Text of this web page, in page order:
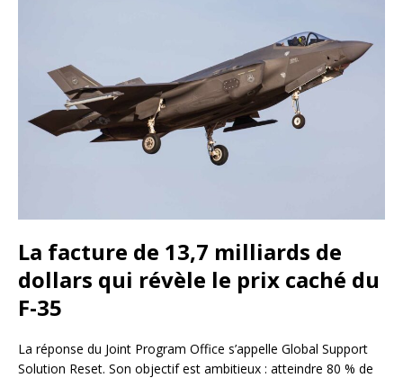
La facture de 13,7 milliards de
dollars qui révèle le prix caché du
F-35
La réponse du Joint Program Office s’appelle Global Support
Solution Reset. Son objectif est ambitieux : atteindre 80 % de